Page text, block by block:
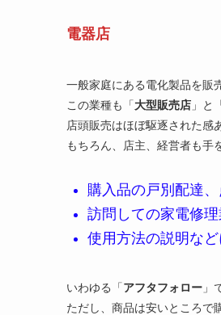
電器店
一般家庭にある電化製品を販
この業種も「大型販売店 」と
店頭販売はほぼ駆逐された感
もちろん、店主、経営者も手
購入品の戸別配達
訪問しての家電修
使用方法の説明な
いわゆる「アフタフォロー 」
ただし、商品は安いところで